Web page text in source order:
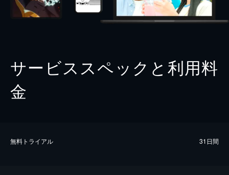
サービススペックと利用料
金
無料トライアル 31日間